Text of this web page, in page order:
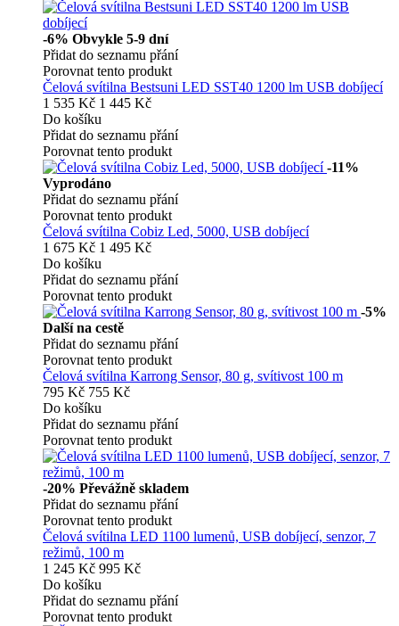
-6% Obvykle 5-9 dní
Přidat do seznamu přání
Porovnat tento produkt
Čelová svítilna Bestsuni LED SST40 1200 lm USB dobíjecí
1 535 Kč 1 445 Kč
Do košíku
Přidat do seznamu přání
Porovnat tento produkt
-11%
Vyprodáno
Přidat do seznamu přání
Porovnat tento produkt
Čelová svítilna Cobiz Led, 5000, USB dobíjecí
1 675 Kč 1 495 Kč
Do košíku
Přidat do seznamu přání
Porovnat tento produkt
-5%
Další na cestě
Přidat do seznamu přání
Porovnat tento produkt
Čelová svítilna Karrong Sensor, 80 g, svítivost 100 m
795 Kč 755 Kč
Do košíku
Přidat do seznamu přání
Porovnat tento produkt
-20% Převážně skladem
Přidat do seznamu přání
Porovnat tento produkt
Čelová svítilna LED 1100 lumenů, USB dobíjecí, senzor, 7
režimů, 100 m
1 245 Kč 995 Kč
Do košíku
Přidat do seznamu přání
Porovnat tento produkt